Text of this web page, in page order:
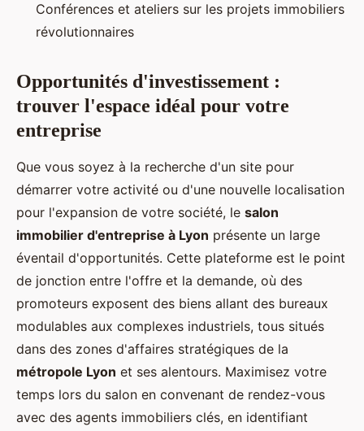
Conférences et ateliers sur les projets immobiliers
révolutionnaires
Opportunités d'investissement :
trouver l'espace idéal pour votre
entreprise
Que vous soyez à la recherche d'un site pour
démarrer votre activité ou d'une nouvelle localisation
pour l'expansion de votre société, le salon
immobilier d'entreprise à Lyon présente un large
éventail d'opportunités. Cette plateforme est le point
de jonction entre l'offre et la demande, où des
promoteurs exposent des biens allant des bureaux
modulables aux complexes industriels, tous situés
dans des zones d'affaires stratégiques de la
métropole Lyon et ses alentours. Maximisez votre
temps lors du salon en convenant de rendez-vous
avec des agents immobiliers clés, en identifiant